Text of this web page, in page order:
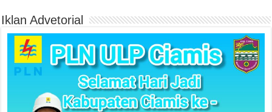
Iklan Advetorial